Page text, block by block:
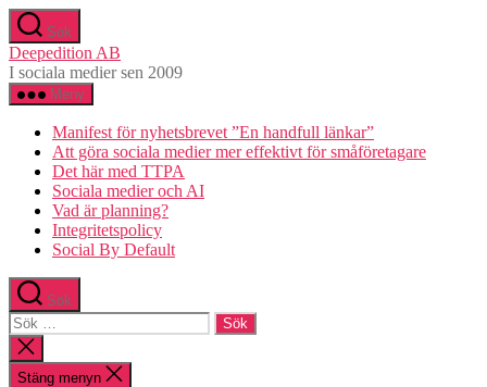
Hoppa
till
innehåll
Sök
Deepedition AB
I sociala medier sen 2009
Meny
Manifest för nyhetsbrevet ”En handfull länkar”
Att göra sociala medier mer effektivt för småföretagare
Det här med TTPA
Sociala medier och AI
Vad är planning?
Integritetspolicy
Social By Default
Sök
Sök
efter:
Stäng
sökningen
Stäng menyn